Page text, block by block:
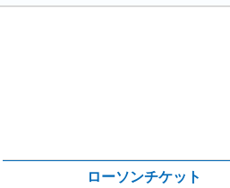
ローソンチケット